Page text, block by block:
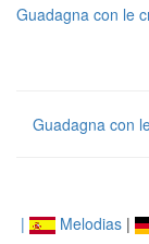
Guadagna con le
Guadagna con
| Melodias|